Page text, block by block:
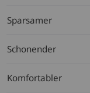
Sparsamer
Schonender
Komfortabler